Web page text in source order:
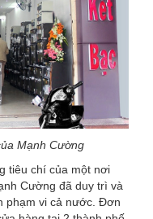
Mạnh Cường
tiêu chí của một nơi
Cường đã duy trì và
phạm vi cả nước. Đơn